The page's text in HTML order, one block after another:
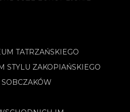
TATRZAŃSKIEGO
STYLU ZAKOPIAŃSKIEGO